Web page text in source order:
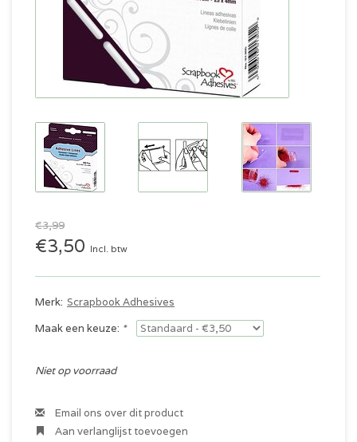
€3,99
€3,50 Incl. btw
Merk: Scrapbook Adhesives
Maak een keuze: *
Niet op voorraad
Email ons over dit product
Aan verlanglijst toevoegen